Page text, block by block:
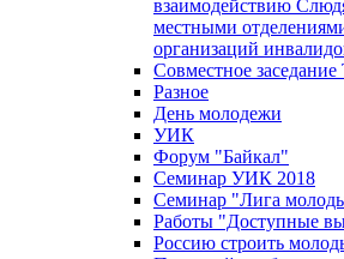
взаимодействию
местными
организаций
Совместное
Разное
День молодежи
УИК
Форум "Байкал"
Семинар УИК 2018
Семинар "Лига
Работы "Доступные
Россию строить